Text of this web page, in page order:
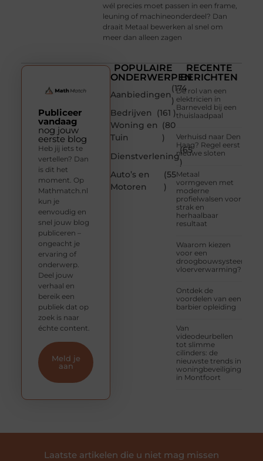
wél precies moet passen in een frame,
leuning of machineonderdeel? Dan
draait Metaal bewerken al snel om
meer dan alleen zagen
POPULAIRE
ONDERWERPEN
Aanbiedingen
(174
)
Bedrijven
(161 )
Woning en
Tuin
(80
)
Dienstverlening
(65
)
Auto’s en
Motoren
(55
)
RECENTE
BERICHTEN
De rol van een
elektricien in
Barneveld bij een
thuislaadpaal
Verhuisd naar Den
Haag? Regel eerst
nieuwe sloten
Metaal
vormgeven met
moderne
profielwalsen voor
strak en
herhaalbaar
resultaat
Waarom kiezen
voor een
droogbouwsysteem
vloerverwarming?
Ontdek de
voordelen van een
barbier opleiding
Van
videodeurbellen
tot slimme
cilinders: de
nieuwste trends in
woningbeveiliging
in Montfoort
Publiceer
vandaag
nog jouw
eerste blog
Heb jij iets te
vertellen? Dan
is dit het
moment. Op
Mathmatch.nl
kun je
eenvoudig en
snel jouw blog
publiceren –
ongeacht je
ervaring of
onderwerp.
Deel jouw
verhaal en
bereik een
publiek dat op
zoek is naar
échte content.
Meld je
aan
Laatste artikelen die u niet mag missen